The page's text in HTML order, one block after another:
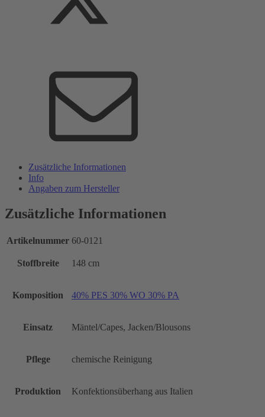
Zusätzliche Informationen
Info
Angaben zum Hersteller
Zusätzliche Informationen
Artikelnummer 60-0121
Stoffbreite 148 cm
Komposition 40% PES 30% WO 30% PA
Einsatz Mäntel/Capes, Jacken/Blousons
Pflege chemische Reinigung
Produktion Konfektionsüberhang aus Italien